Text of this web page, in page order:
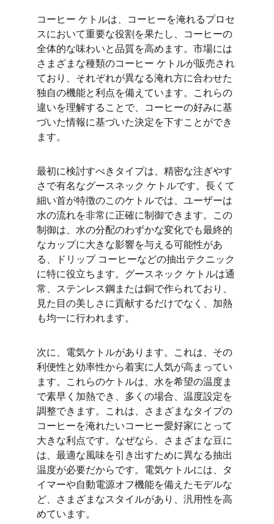
コーヒー ケトルは、コーヒーを淹れるプロセ
スにおいて重要な役割を果たし、コーヒーの
全体的な味わいと品質を高めます。市場には
さまざまな種類のコーヒー ケトルが販売され
ており、それぞれが異なる淹れ方に合わせた
独自の機能と利点を備えています。これらの
違いを理解することで、コーヒーの好みに基
づいた情報に基づいた決定を下すことができ
ます。
最初に検討すべきタイプは、精密な注ぎやす
さで有名なグースネック ケトルです。長くて
細い首が特徴のこのケトルでは、ユーザーは
水の流れを非常に正確に制御できます。この
制御は、水の分配のわずかな変化でも最終的
なカップに大きな影響を与える可能性があ
る、ドリップ コーヒーなどの抽出テクニック
に特に役立ちます。グースネック ケトルは通
常、ステンレス鋼または銅で作られており、
見た目の美しさに貢献するだけでなく、加熱
も均一に行われます。
次に、電気ケトルがあります。これは、その
利便性と効率性から着実に人気が高まってい
ます。これらのケトルは、水を希望の温度ま
で素早く加熱でき、多くの場合、温度設定を
調整できます。これは、さまざまなタイプの
コーヒーを淹れたいコーヒー愛好家にとって
大きな利点です。なぜなら、さまざまな豆に
は、最適な風味を引き出すために異なる抽出
温度が必要だからです。電気ケトルには、タ
イマーや自動電源オフ機能を備えたモデルな
ど、さまざまなスタイルがあり、汎用性を高
めています。